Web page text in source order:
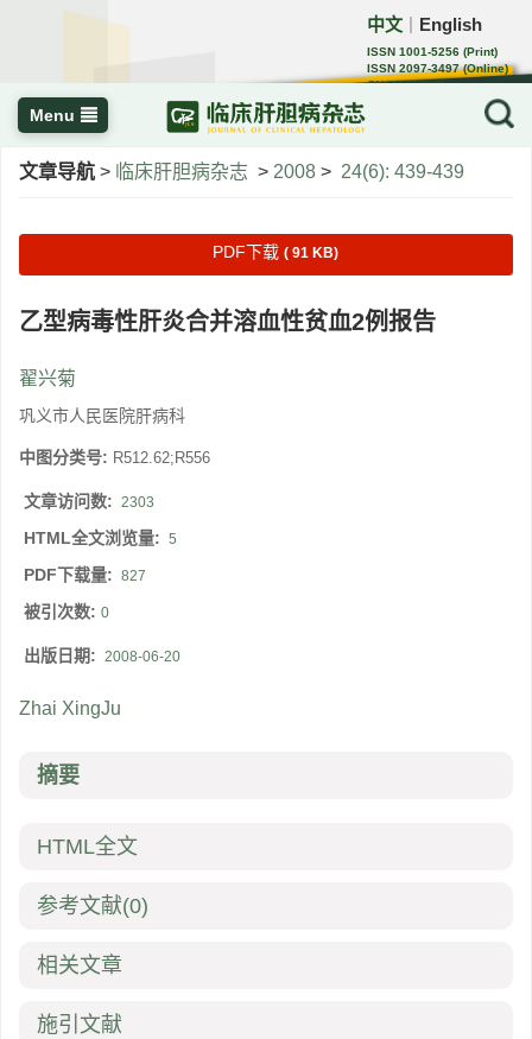
中文 English
ISSN 1001-5256 (Print)
ISSN 2097-3497 (Online)
CN 22-1108/R
Menu
文章导航 > 临床肝胆病杂志 > 2008 > 24(6): 439-439
PDF下载 ( 91 KB)
乙型病毒性肝炎合并溶血性贫血2例报告
翟兴菊
巩义市人民医院肝病科
中图分类号: R512.62;R556
文章访问数: 2303
HTML全文浏览量: 5
PDF下载量: 827
被引次数: 0
出版日期: 2008-06-20
Zhai XingJu
摘要
HTML全文
参考文献(0)
相关文章
施引文献